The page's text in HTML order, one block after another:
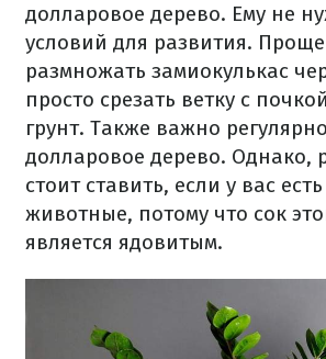
долларовое дерево. Ему не
условий для развития. Проще
размножать замиокулькас
просто срезать ветку с
грунт. Также важно
долларовое дерево. Однако,
стоит ставить, если у вас
животные, потому что сок
является ядовитым.